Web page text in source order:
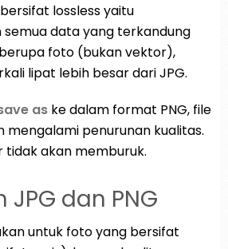
lossless yaitu
data yang terkandung
foto (bukan vektor),
lipat lebih besar dari JPG.
aske dalam format PNG, file
mengalami penurunan kualitas.
tidak akan memburuk.
dan PNG
untuk foto yang bersifat